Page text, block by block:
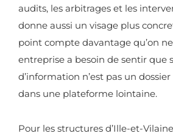
audits, les arbitrages et les
donne aussi un visage plus
point compte davantage qu’on
entreprise a besoin de sentir que
d’information n’est pas un
dans une plateforme lointaine.
Pour les structures d’Ille-et-